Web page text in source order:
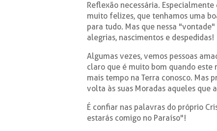
Reflexão necessária.
muito felizes, que tenhamos uma
para tudo. Mas que nessa
alegrias, nascimentos e despedidas!
Algumas vezes, vemos pessoas
claro que é muito bom quando este
mais tempo na Terra conosco. Mas
volta às suas Moradas aqueles que
É confiar nas palavras do próprio
estarás comigo no Paraíso"!